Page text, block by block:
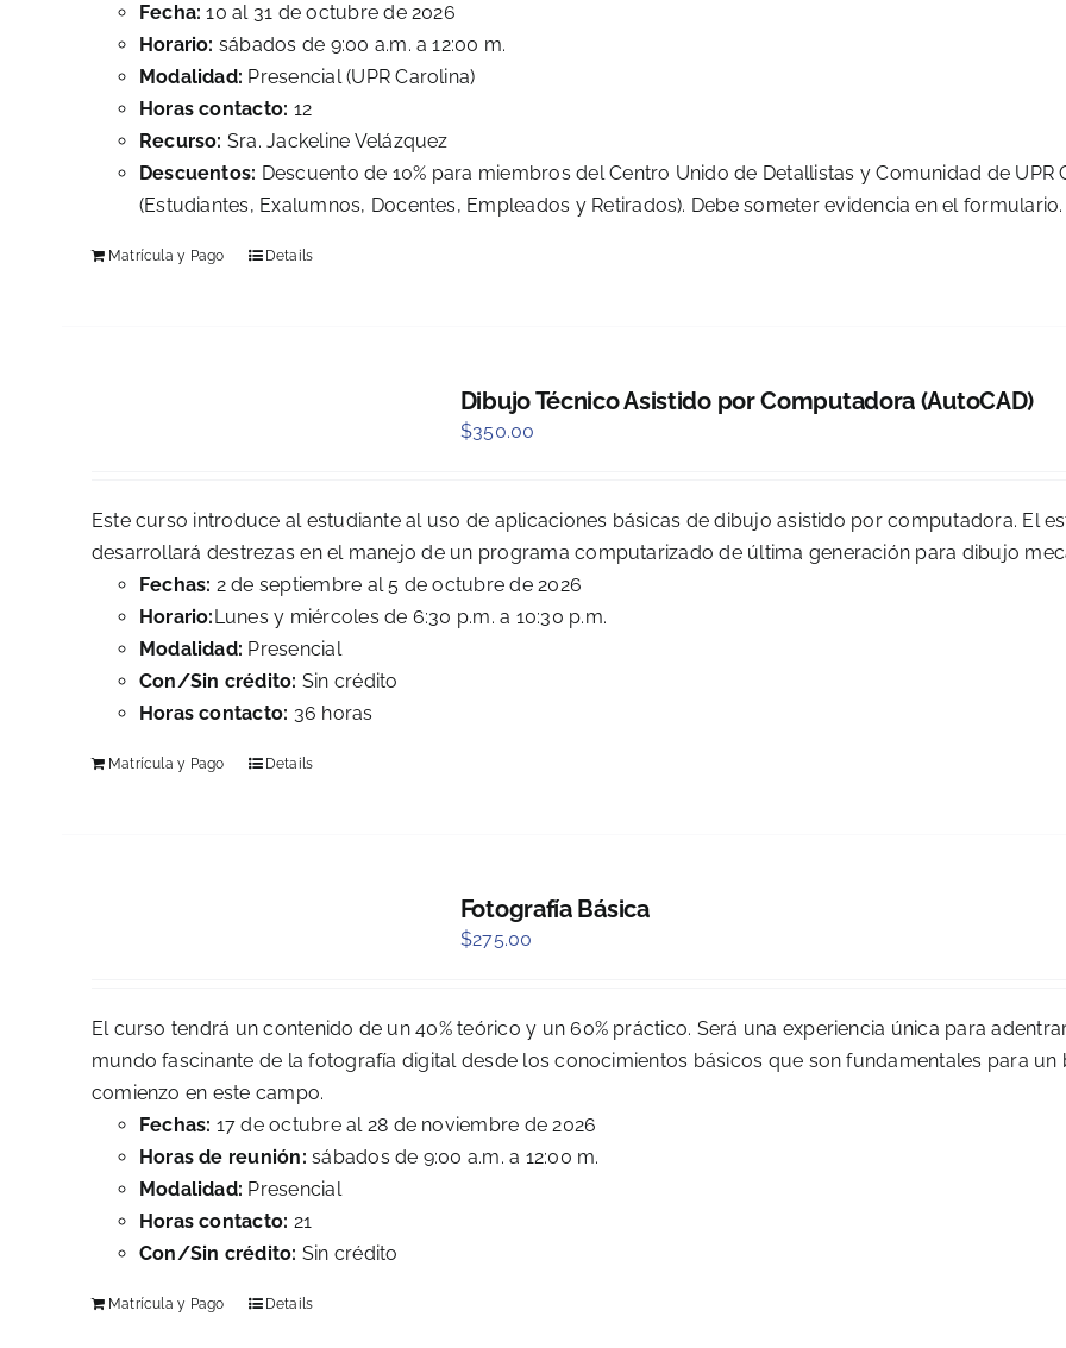
Fecha: 10 al 31 de octubre de 2026
Horario: sábados de 9:00 a.m. a 12:00 m.
Modalidad: Presencial (UPR Carolina)
Horas contacto: 12
Recurso: Sra. Jackeline Velázquez
Descuentos: Descuento de 10% para miembros del Centro Unido de Detallistas y Comunidad de UPR
(Estudiantes, Exalumnos, Docentes, Empleados y Retirados). Debe someter evidencia en el formulario.
Matrícula y Pago Details
Dibujo Técnico Asistido por Computadora (AutoCAD)
$350.00
Este curso introduce al estudiante al uso de aplicaciones básicas de dibujo asistido por computadora. El
desarrollará destrezas en el manejo de un programa computarizado de última generación para dibujo
Fechas: 2 de septiembre al 5 de octubre de 2026
Horario: Lunes y miércoles de 6:30 p.m. a 10:30 p.m.
Modalidad: Presencial
Con/Sin crédito: Sin crédito
Horas contacto: 36 horas
Matrícula y Pago Details
Fotografía Básica
$275.00
El curso tendrá un contenido de un 40% teórico y un 60% práctico. Será una experiencia única para
mundo fascinante de la fotografía digital desde los conocimientos básicos que son fundamentales para un
comienzo en este campo.
Fechas: 17 de octubre al 28 de noviembre de 2026
Horas de reunión: sábados de 9:00 a.m. a 12:00 m.
Modalidad: Presencial
Horas contacto: 21
Con/Sin crédito: Sin crédito
Matrícula y Pago Details